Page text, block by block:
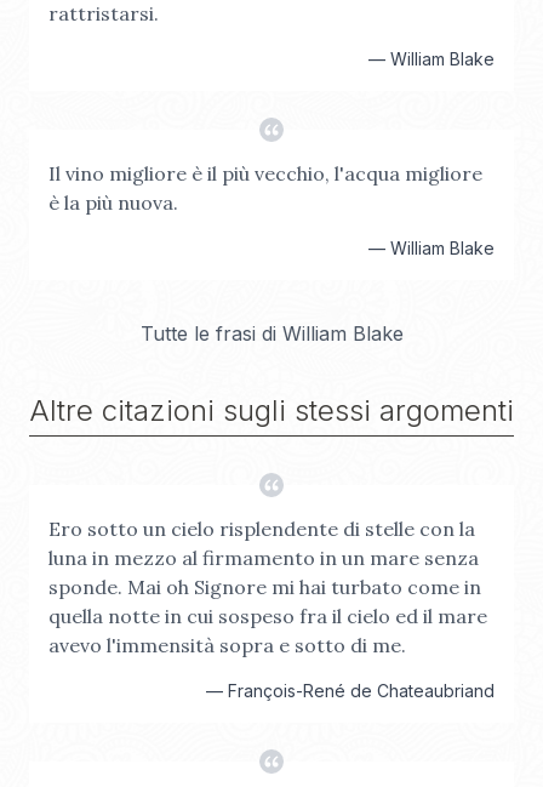
rattristarsi.
— William Blake
Il vino migliore è il più vecchio, l'acqua migliore
è la più nuova.
— William Blake
Tutte le frasi di William Blake
Altre citazioni sugli stessi argomenti
Ero sotto un cielo risplendente di stelle con la
luna in mezzo al firmamento in un mare senza
sponde. Mai oh Signore mi hai turbato come in
quella notte in cui sospeso fra il cielo ed il mare
avevo l'immensità sopra e sotto di me.
— François-René de Chateaubriand